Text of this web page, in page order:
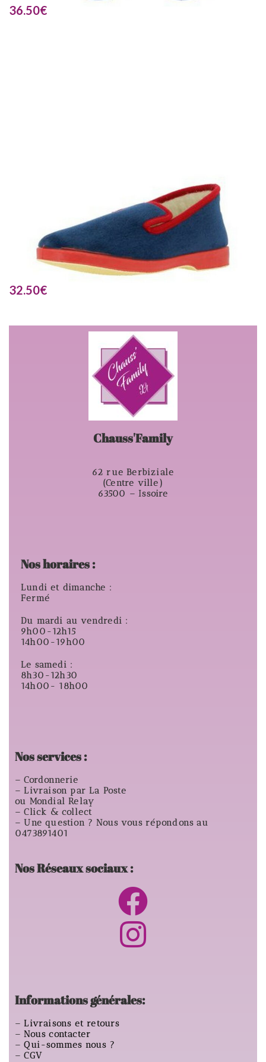
36.50€
32.50€
Chauss'Family
62 rue Berbiziale
(Centre ville)
63500 – Issoire
Nos horaires :
Lundi et dimanche :
Fermé
Du mardi au vendredi :
9h00-12h15
14h00-19h00
Le samedi :
8h30-12h30
14h00- 18h00
Nos services :
– Cordonnerie
– Livraison par La Poste
ou Mondial Relay
– Click & collect
– Une question ? Nous vous répondons au
0473891401
Nos Réseaux sociaux :
Informations générales:
–Livraisons et retours
–Nous contacter
–Qui-sommes nous ?
–CGV